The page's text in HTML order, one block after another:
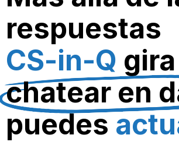
respuestas
CS-in-Q
chatear en
puedes